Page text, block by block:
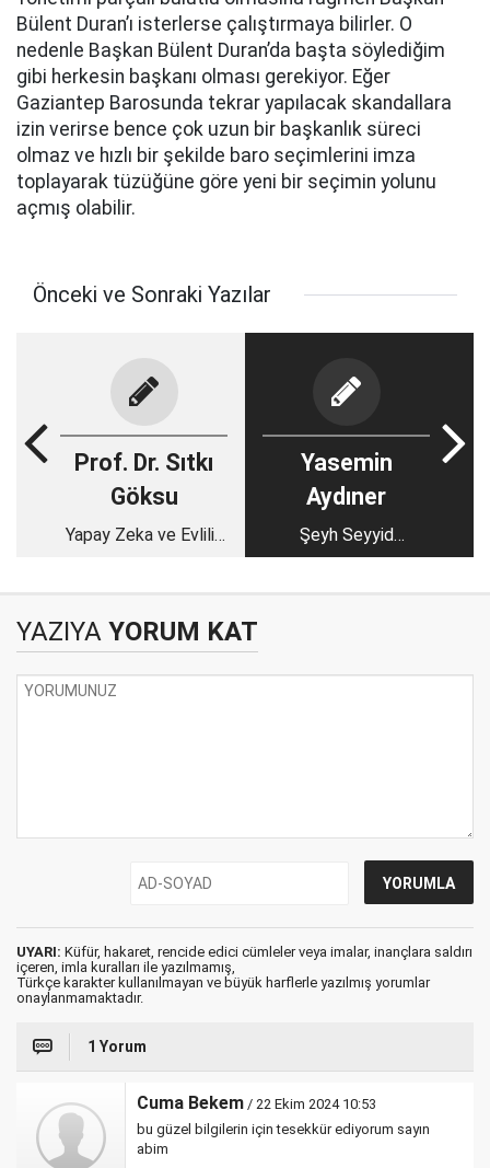
Bülent Duran’ı isterlerse çalıştırmaya bilirler. O
nedenle Başkan Bülent Duran’da başta söylediğim
gibi herkesin başkanı olması gerekiyor. Eğer
Gaziantep Barosunda tekrar yapılacak skandallara
izin verirse bence çok uzun bir başkanlık süreci
olmaz ve hızlı bir şekilde baro seçimlerini imza
toplayarak tüzüğüne göre yeni bir seçimin yolunu
açmış olabilir.
Önceki ve Sonraki Yazılar
Prof. Dr. Sıtkı
Göksu
Yapay Zeka ve Evlilik
Yasemin
Aydıner
Şeyh Seyyid
Abdulkadir Geylani
YAZIYA YORUM KAT
UYARI: Küfür, hakaret, rencide edici cümleler veya imalar, inançlara saldırı
içeren, imla kuralları ile yazılmamış,
Türkçe karakter kullanılmayan ve büyük harflerle yazılmış yorumlar
onaylanmamaktadır.
1 Yorum
Cuma Bekem / 22 Ekim 2024 10:53
bu güzel bilgilerin için tesekkür ediyorum sayın
abim